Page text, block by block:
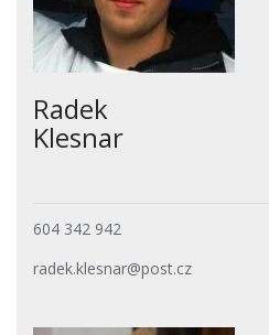
Radek
Klesnar
604 342 942
radek.klesnar@post.cz